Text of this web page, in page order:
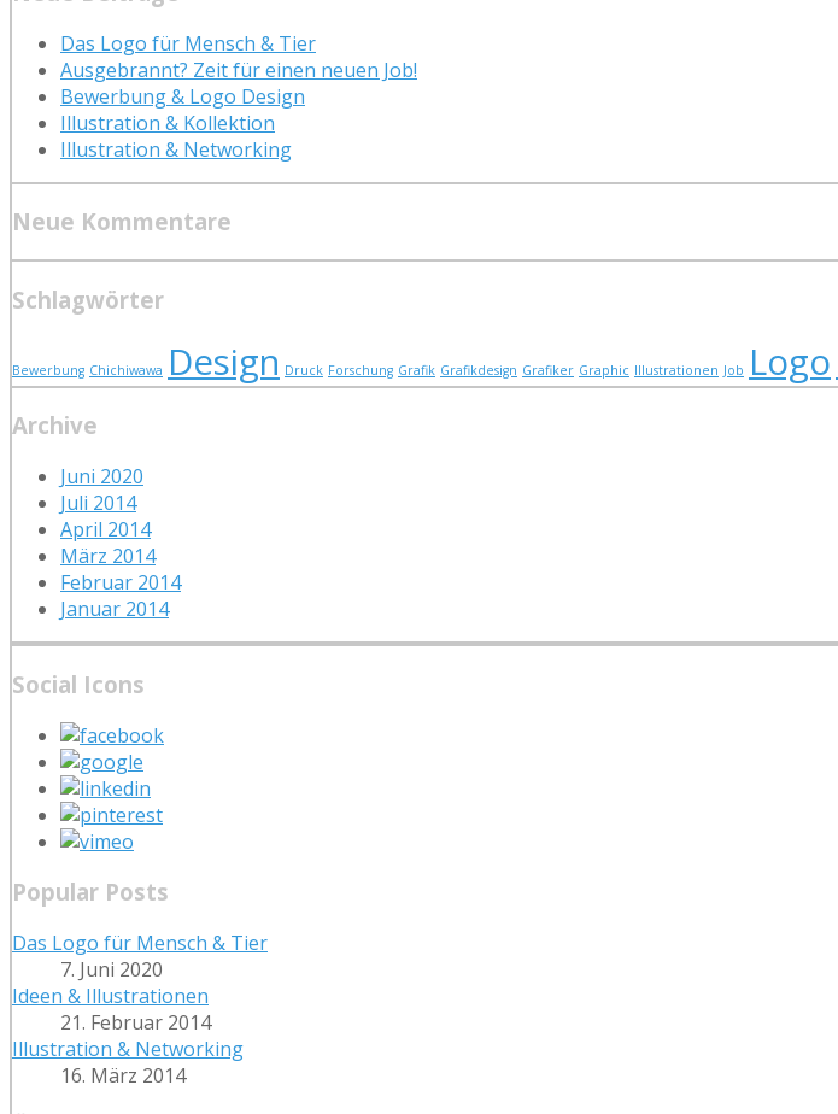
Das Logo für Mensch & Tier
Ausgebrannt? Zeit für einen neuen Job!
Bewerbung & Logo Design
Illustration & Kollektion
Illustration & Networking
Neue Kommentare
Schlagwörter
Bewerbung Chichiwawa Design Druck Forschung Grafik Grafikdesign Grafiker Graphic Illustrationen Job Logo
Archive
Juni 2020
Juli 2014
April 2014
März 2014
Februar 2014
Januar 2014
Social Icons
Popular Posts
Das Logo für Mensch & Tier
7. Juni 2020
Ideen & Illustrationen
21. Februar 2014
Illustration & Networking
16. März 2014